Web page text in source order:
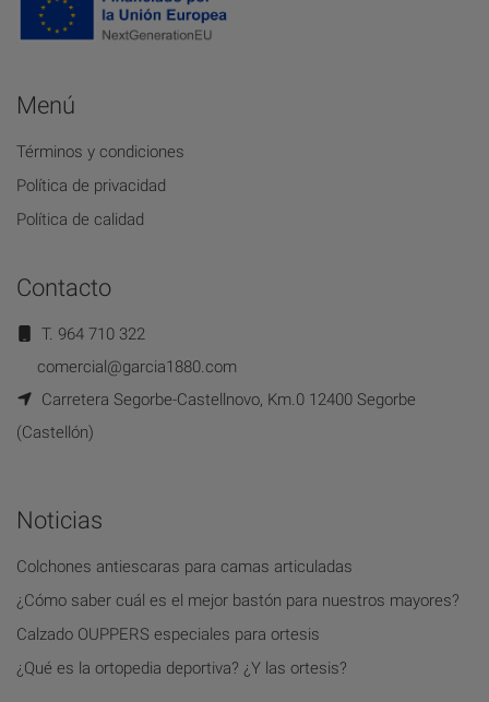
Menú
Términos y condiciones
Política de privacidad
Política de calidad
Contacto
T. 964 710 322
comercial@garcia1880.com
Carretera Segorbe-Castellnovo, Km.0 12400 Segorbe
(Castellón)
Noticias
Colchones antiescaras para camas articuladas
¿Cómo saber cuál es el mejor bastón para nuestros mayores?
Calzado OUPPERS especiales para ortesis
¿Qué es la ortopedia deportiva? ¿Y las ortesis?